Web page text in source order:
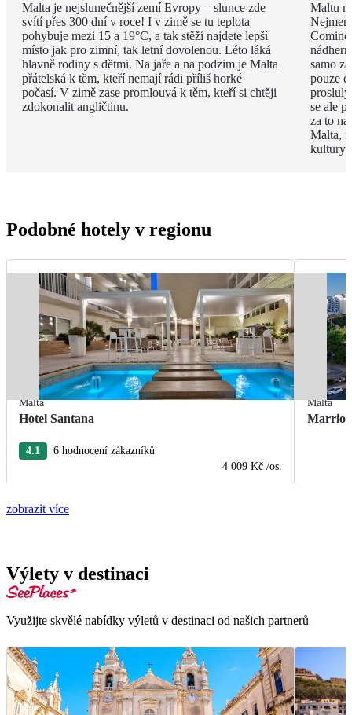
Malta je nejslunečnější zemí Evropy – slunce zde
svítí přes 300 dní v roce! I v zimě se tu teplota
pohybuje mezi 15 a 19°C, a tak stěží najdete lepší
místo jak pro zimní, tak letní dovolenou. Léto láká
hlavně rodiny s dětmi. Na jaře a na podzim je Malta
přátelská k těm, kteří nemají rádi příliš horké
počasí. V zimě zase promlouvá k těm, kteří si chtěji
zdokonalit angličtinu.
Maltu
samo
pouze
se ale
za to
Malta,
kultury
Podobné hotely v regionu
Malta
Hotel Santana
4.1
6 hodnocení zákazníků
4 009 Kč /os.
Malta
zobrazit více
Výlety v destinaci
Využijte skvělé nabídky výletů v destinaci od našich partnerů